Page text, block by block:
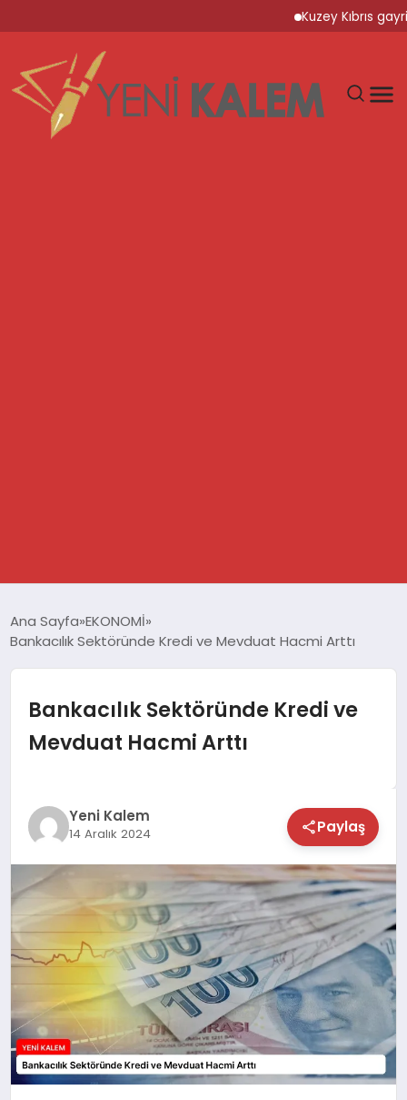
Kuzey Kıbrıs
DÜNYA
EKONOMİ
TEKNOLOJİ
SAĞLIK
MAGAZİN
EĞİTİM
Ana Sayfa EKONOMİ
Bankacılık Sektöründe Kredi ve Mevduat Hacmi Arttı
Bankacılık Sektöründe Kredi ve
Mevduat Hacmi Arttı
Yeni Kalem
14 Aralık 2024 Paylaş